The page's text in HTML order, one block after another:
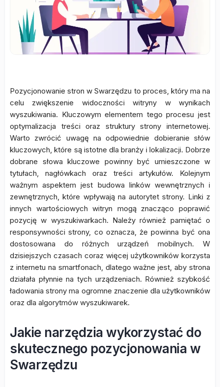
Pozycjonowanie stron w Swarzędzu to proces, który ma na
celu zwiększenie widoczności witryny w wynikach
wyszukiwania. Kluczowym elementem tego procesu jest
optymalizacja treści oraz struktury strony internetowej.
Warto zwrócić uwagę na odpowiednie dobieranie słów
kluczowych, które są istotne dla branży i lokalizacji. Dobrze
dobrane słowa kluczowe powinny być umieszczone w
tytułach, nagłówkach oraz treści artykułów. Kolejnym
ważnym aspektem jest budowa linków wewnętrznych i
zewnętrznych, które wpływają na autorytet strony. Linki z
innych wartościowych witryn mogą znacząco poprawić
pozycję w wyszukiwarkach. Należy również pamiętać o
responsywności strony, co oznacza, że powinna być ona
dostosowana do różnych urządzeń mobilnych. W
dzisiejszych czasach coraz więcej użytkowników korzysta
z internetu na smartfonach, dlatego ważne jest, aby strona
działała płynnie na tych urządzeniach. Również szybkość
ładowania strony ma ogromne znaczenie dla użytkowników
oraz dla algorytmów wyszukiwarek.
Jakie narzędzia wykorzystać do
skutecznego pozycjonowania w
Swarzędzu